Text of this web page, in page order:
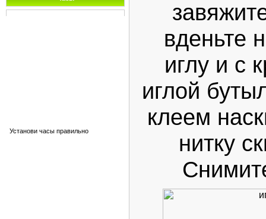
Установи часы правильно
вденьте
иглу и с
иглой
клеем
нитку